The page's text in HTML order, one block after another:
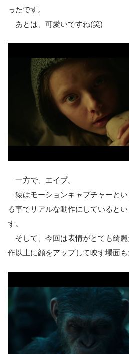
ったです。
あとは、可愛いですね(笑)
一方で、エイプ。
猿はモーションキャプチャーと
る事でリアルな動作にしていると
す。
そして、今回は表情がとても綺
作以上に顔をアップして映す場面も